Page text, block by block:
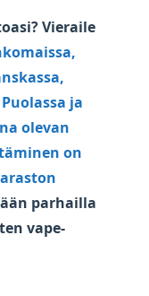
Vieraile
ja
olevan
on
parhailla
vape-